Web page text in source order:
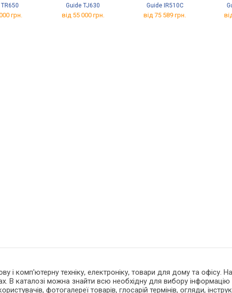
грн.
Guide TJ630
від 55 000 грн.
Guide IR510C
від 75 589 грн.
і комп'ютерну техніку, електроніку, товари для дому та
В каталозі можна знайти всю необхідну для вибору
фотогалереї товарів, глосарій термінів, огляди,